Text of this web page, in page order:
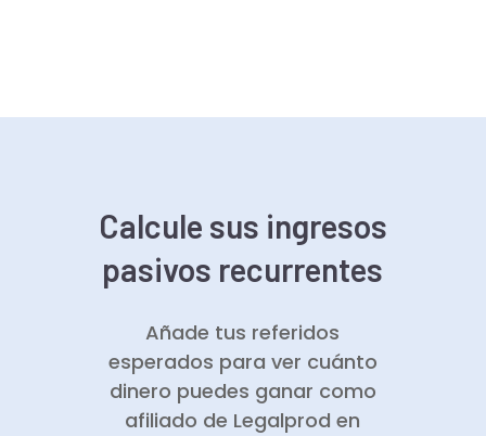
Calcule sus ingresos
pasivos recurrentes
Añade tus referidos
esperados para ver cuánto
dinero puedes ganar como
afiliado de Legalprod en